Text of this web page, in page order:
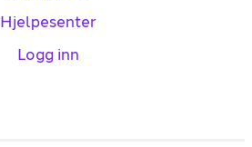
Hjelpesenter
Logg inn